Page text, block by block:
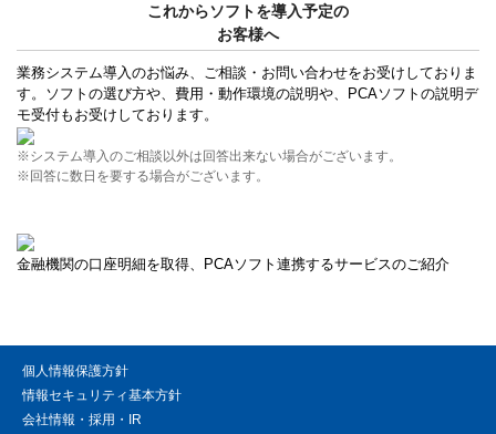
これからソフトを導入予定の
お客様へ
業務システム導入のお悩み、ご相談・お問い合わせをお受けしておりま
す。ソフトの選び方や、費用・動作環境の説明や、PCAソフトの説明デ
モ受付もお受けしております。
※システム導入のご相談以外は回答出来ない場合がございます。
※回答に数日を要する場合がございます。
金融機関の口座明細を取得、PCAソフト連携するサービスのご紹介
個人情報保護方針
情報セキュリティ基本方針
会社情報・採用・IR